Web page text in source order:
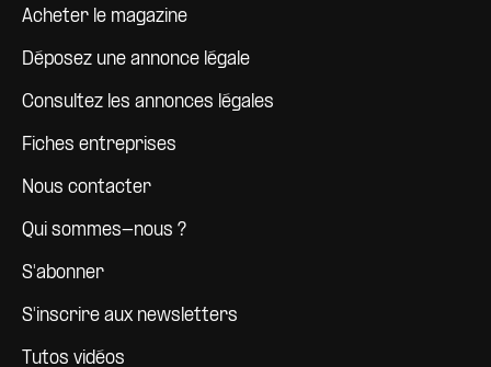
Pied de page
Acheter le magazine
Déposez une annonce légale
Consultez les annonces légales
Fiches entreprises
Nous contacter
Qui sommes-nous ?
S'abonner
S'inscrire aux newsletters
Tutos vidéos